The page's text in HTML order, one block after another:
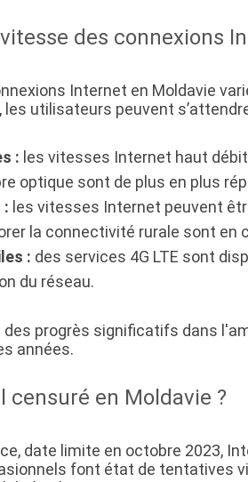
des connexions
Internet en Moldavie
les utilisateurs peuvent
: les vitesses Internet haut
optique sont de plus en plus
: les vitesses Internet peuvent
la connectivité rurale sont en
: des services 4G LTE sont
du réseau.
des progrès significatifs dans
années.
censuré en Moldavie ?
date limite en octobre 2023,
font état de tentatives